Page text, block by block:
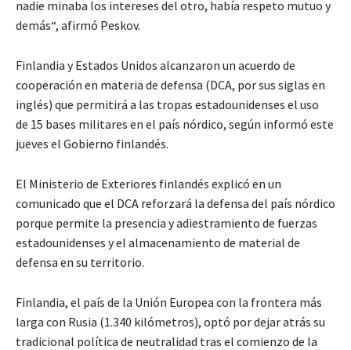
nadie minaba los intereses del otro, había respeto mutuo y
demás“, afirmó Peskov.
Finlandia y Estados Unidos alcanzaron un acuerdo de
cooperación en materia de defensa (DCA, por sus siglas en
inglés) que permitirá a las tropas estadounidenses el uso
de 15 bases militares en el país nórdico, según informó este
jueves el Gobierno finlandés.
El Ministerio de Exteriores finlandés explicó en un
comunicado que el DCA reforzará la defensa del país nórdico
porque permite la presencia y adiestramiento de fuerzas
estadounidenses y el almacenamiento de material de
defensa en su territorio.
Finlandia, el país de la Unión Europea con la frontera más
larga con Rusia (1.340 kilómetros), optó por dejar atrás su
tradicional política de neutralidad tras el comienzo de la